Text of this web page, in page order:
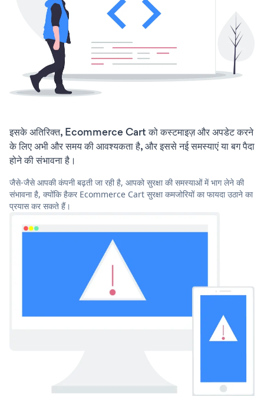
इसके अतिरिक्त, Ecommerce Cart को कस्टमाइज़ और अपडेट करने
के लिए अभी और समय की आवश्यकता है, और इससे नई समस्याएं या बग पैदा
होने की संभावना है।
जैसे-जैसे आपकी कंपनी बढ़ती जा रही है, आपको सुरक्षा की समस्याओं में भाग लेने की
संभावना है, क्योंकि हैकर Ecommerce Cart सुरक्षा कमजोरियों का फायदा उठाने का
प्रयास कर सकते हैं।